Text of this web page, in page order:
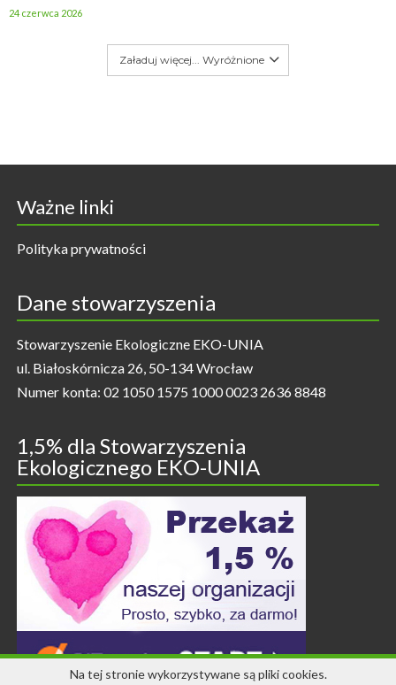
24 czerwca 2026
Załaduj więcej... Wyróżnione
Ważne linki
Polityka prywatności
Dane stowarzyszenia
Stowarzyszenie Ekologiczne EKO-UNIA
ul. Białoskórnicza 26, 50-134 Wrocław
Numer konta: 02 1050 1575 1000 0023 2636 8848
1,5% dla Stowarzyszenia
Ekologicznego EKO-UNIA
Na tej stronie wykorzystywane są pliki cookies.